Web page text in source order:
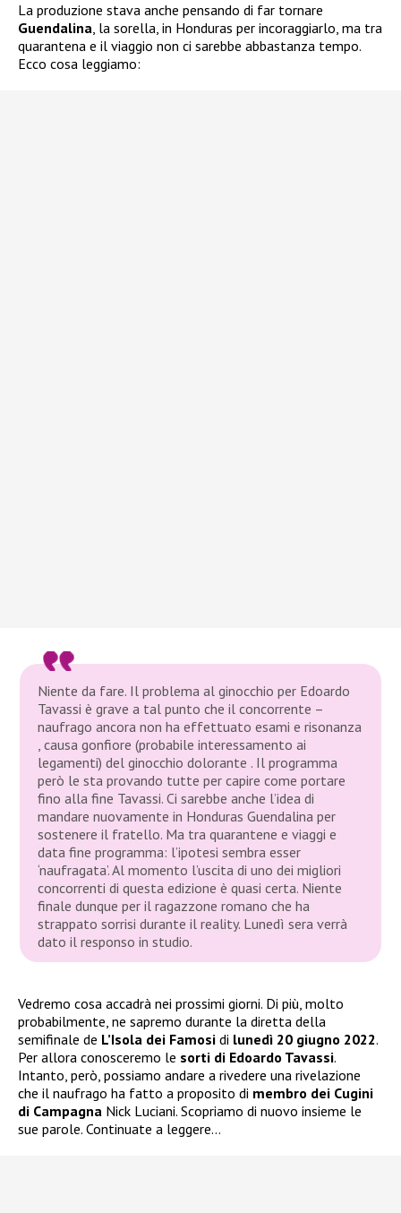
La produzione stava anche pensando di far tornare
Guendalina, la sorella, in Honduras per incoraggiarlo, ma tra
quarantena e il viaggio non ci sarebbe abbastanza tempo.
Ecco cosa leggiamo:
Niente da fare. Il problema al ginocchio per Edoardo
Tavassi è grave a tal punto che il concorrente –
naufrago ancora non ha effettuato esami e risonanza
, causa gonfiore (probabile interessamento ai
legamenti) del ginocchio dolorante . Il programma
però le sta provando tutte per capire come portare
fino alla fine Tavassi. Ci sarebbe anche l’idea di
mandare nuovamente in Honduras Guendalina per
sostenere il fratello. Ma tra quarantene e viaggi e
data fine programma: l’ipotesi sembra esser
‘naufragata’. Al momento l’uscita di uno dei migliori
concorrenti di questa edizione è quasi certa. Niente
finale dunque per il ragazzone romano che ha
strappato sorrisi durante il reality. Lunedì sera verrà
dato il responso in studio.
Vedremo cosa accadrà nei prossimi giorni. Di più, molto
probabilmente, ne sapremo durante la diretta della
semifinale de L’Isola dei Famosi di lunedì 20 giugno 2022.
Per allora conosceremo le sorti di Edoardo Tavassi.
Intanto, però, possiamo andare a rivedere una rivelazione
che il naufrago ha fatto a proposito di membro dei Cugini
di Campagna Nick Luciani. Scopriamo di nuovo insieme le
sue parole. Continuate a leggere…